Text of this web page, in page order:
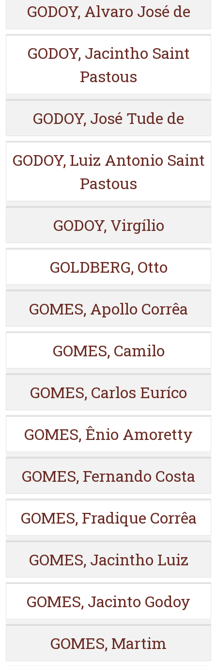
GODOY, Alvaro José de
GODOY, Jacintho Saint
Pastous
GODOY, José Tude de
GODOY, Luiz Antonio Saint
Pastous
GODOY, Virgílio
GOLDBERG, Otto
GOMES, Apollo Corrêa
GOMES, Camilo
GOMES, Carlos Euríco
GOMES, Ênio Amoretty
GOMES, Fernando Costa
GOMES, Fradique Corrêa
GOMES, Jacintho Luiz
GOMES, Jacinto Godoy
GOMES, Martim